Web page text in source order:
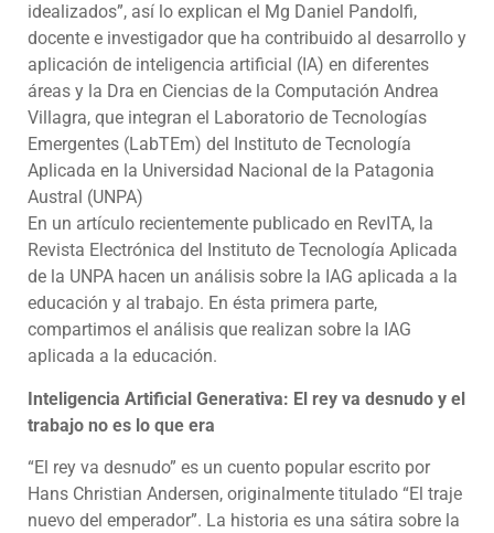
idealizados”, así lo explican el Mg Daniel Pandolfi,
docente e investigador que ha contribuido al desarrollo y
aplicación de inteligencia artificial (IA) en diferentes
áreas y la Dra en Ciencias de la Computación Andrea
Villagra, que integran el Laboratorio de Tecnologías
Emergentes (LabTEm) del Instituto de Tecnología
Aplicada en la Universidad Nacional de la Patagonia
Austral (UNPA)
En un artículo recientemente publicado en RevITA, la
Revista Electrónica del Instituto de Tecnología Aplicada
de la UNPA hacen un análisis sobre la IAG aplicada a la
educación y al trabajo. En ésta primera parte,
compartimos el análisis que realizan sobre la IAG
aplicada a la educación.
Inteligencia Artificial Generativa: El rey va desnudo y el
trabajo no es lo que era
“El rey va desnudo” es un cuento popular escrito por
Hans Christian Andersen, originalmente titulado “El traje
nuevo del emperador”. La historia es una sátira sobre la